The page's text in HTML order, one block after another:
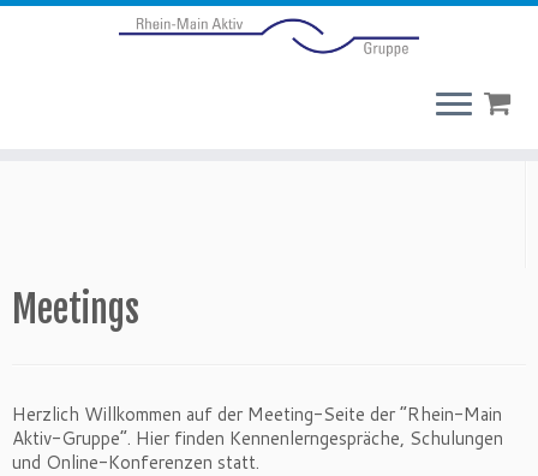
Meetings
Herzlich Willkommen auf der Meeting-Seite der “Rhein-Main
Aktiv-Gruppe”. Hier finden Kennenlerngespräche, Schulungen
und Online-Konferenzen statt.